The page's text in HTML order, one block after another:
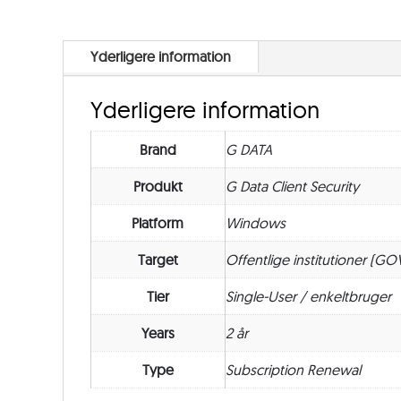
Yderligere information
Yderligere information
Brand G DATA
Produkt G Data Client Security
Platform Windows
Target Offentlige institutioner
Tier Single-User / enkeltbruger
Years 2 år
Type Subscription Renewal